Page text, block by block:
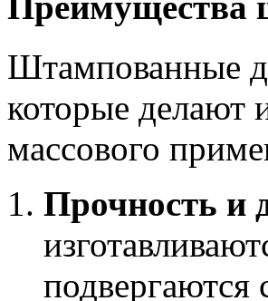
Штампованные
которые делают
массового
Прочность и
подвергаются